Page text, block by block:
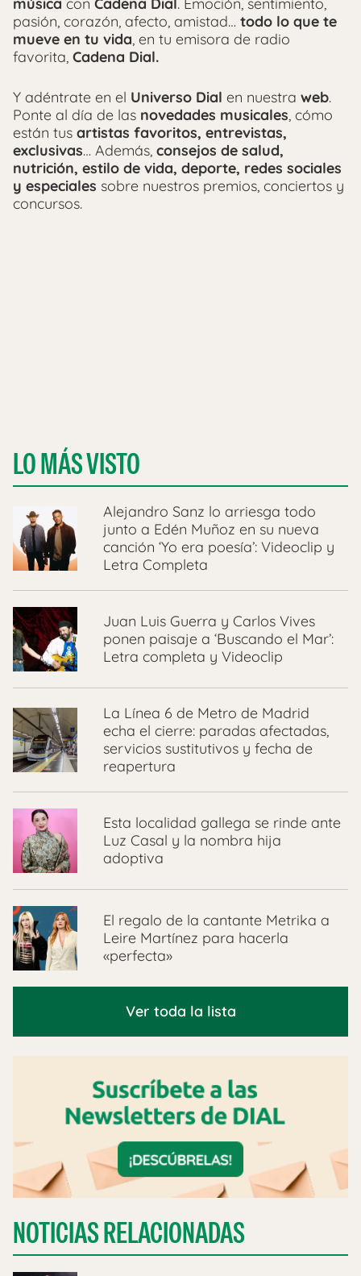
pasión, corazón, afecto, amistad… todo lo que te
mueve en tu vida, en tu emisora de radio
favorita, Cadena Dial.
Y adéntrate en el Universo Dial en nuestra web.
Ponte al día de las novedades musicales, cómo
están tus artistas favoritos, entrevistas,
exclusivas… Además, consejos de salud,
nutrición, estilo de vida, deporte, redes sociales
y especiales sobre nuestros premios, conciertos y
concursos.
LO MÁS VISTO
Alejandro Sanz lo arriesga todo
junto a Edén Muñoz en su nueva
canción ‘Yo era poesía’: Videoclip y
Letra Completa
Juan Luis Guerra y Carlos Vives
ponen paisaje a ‘Buscando el Mar’:
Letra completa y Videoclip
La Línea 6 de Metro de Madrid
echa el cierre: paradas afectadas,
servicios sustitutivos y fecha de
reapertura
Esta localidad gallega se rinde ante
Luz Casal y la nombra hija
adoptiva
El regalo de la cantante Metrika a
Leire Martínez para hacerla
«perfecta»
Ver toda la lista
NOTICIAS RELACIONADAS